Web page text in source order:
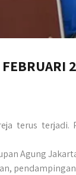
terus
Agung